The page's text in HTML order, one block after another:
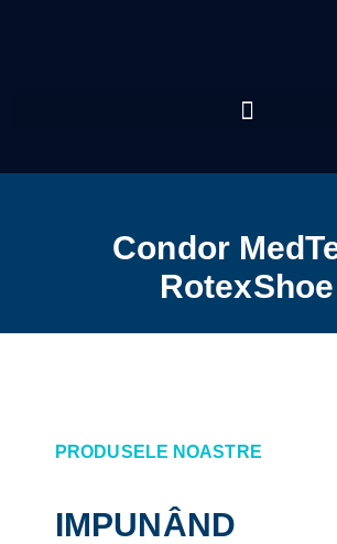
Condor
RotexShoe
PRODUSELE NOASTRE
IMPUNÂND